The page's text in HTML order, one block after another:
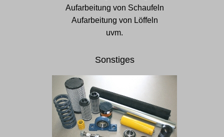
Aufarbeitung von Schaufeln
Aufarbeitung von Löffeln
uvm.
Sonstiges